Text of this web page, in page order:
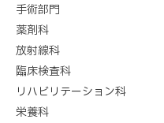
手術部門
薬剤科
放射線科
臨床検査科
リハビリテーション科
栄養科